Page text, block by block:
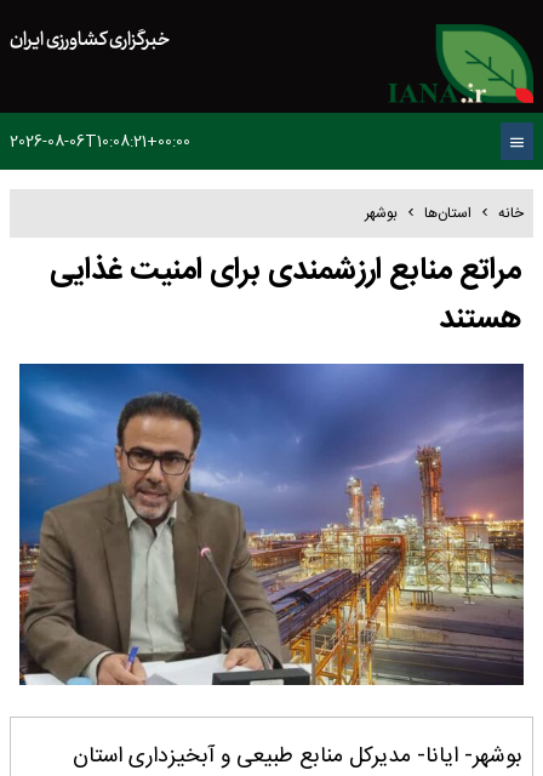
خبرگزاری کشاورزی ایران
2026-08-06T10:08:21+00:00
خانه استان‌ها بوشهر
مراتع منابع ارزشمندی برای امنیت غذایی
هستند
بوشهر- ایانا- مدیرکل منابع طبیعی و آبخیزداری استان